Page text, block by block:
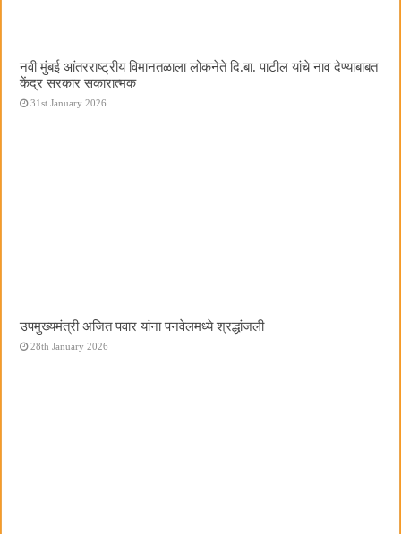
नवी मुंबई आंतरराष्ट्रीय विमानतळाला लोकनेते दि.बा. पाटील यांचे नाव देण्याबाबत
केंद्र सरकार सकारात्मक
31st January 2026
उपमुख्यमंत्री अजित पवार यांना पनवेलमध्ये श्रद्धांजली
28th January 2026